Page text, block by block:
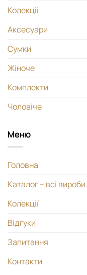
Колекціі
Аксесуари
Сумки
Жіноче
Комплекти
Чоловіче
Меню
Головна
Каталог – всі вироби
Колекції
Відгуки
Запитання
Контакти